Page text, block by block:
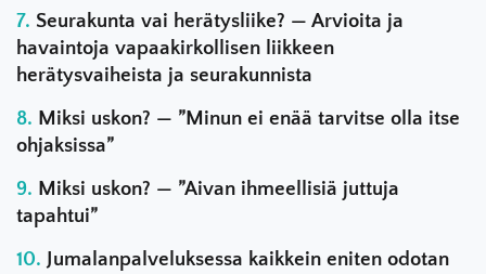
Seurakunta vai herätysliike? — Arvioita ja
havaintoja vapaakirkollisen liikkeen
herätysvaiheista ja seurakunnista
Miksi uskon? — ”Minun ei enää tarvitse olla itse
ohjaksissa”
Miksi uskon? — ”Aivan ihmeellisiä juttuja
tapahtui”
Jumalanpalveluksessa kaikkein eniten odotan